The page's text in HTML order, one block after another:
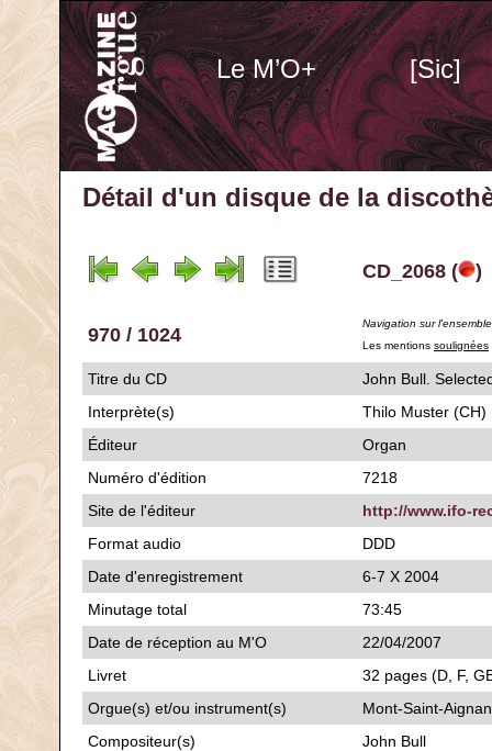
Le M’O+ [Sic]
Détail d'un disque de la
CD_2068 ( )
970 / 1024
Navigation sur
Les mentions soulignées
Titre du CD
John Bull.
Interprète(s)
Thilo Muster (CH)
Éditeur
Organ
Numéro d'édition
7218
Site de l'éditeur
http://www.ifo-
Format audio
DDD
Date d'enregistrement
6-7 X 2004
Minutage total
73:45
Date de réception au M'O
22/04/2007
Livret
32 pages (D, F,
Orgue(s) et/ou instrument(s)
Mont-Saint-
Compositeur(s)
John Bull